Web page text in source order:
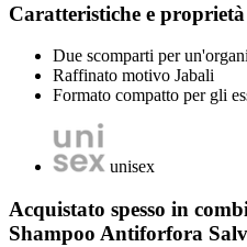
Caratteristiche e proprietà
Due scomparti per
Raffinato motivo Jabali
Formato compatto per gli
unisex
Acquistato spesso in
Shampoo Antiforfora